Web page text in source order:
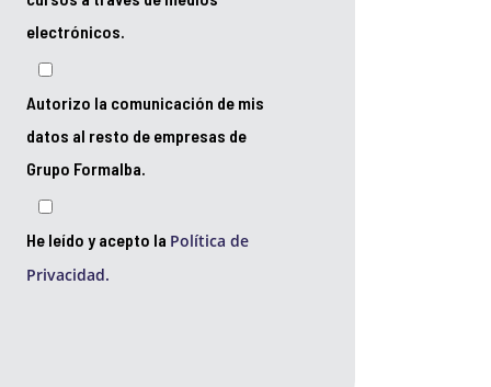
electrónicos.
Autorizo la comunicación de mis
datos al resto de empresas de
Grupo Formalba.
He leído y acepto la Política de
Privacidad.